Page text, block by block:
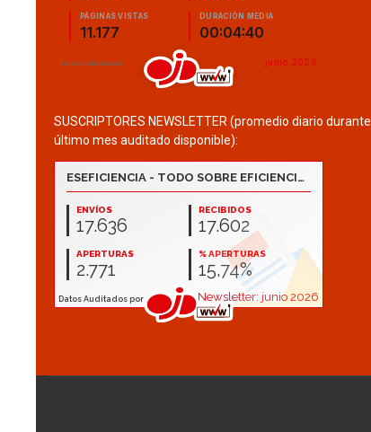
SUSCRIPTORES NEWSLETTER (promedio diario durante
último mes auditado disponible):